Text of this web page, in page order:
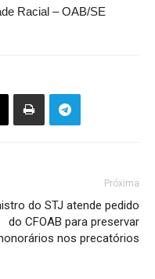
Racial – OAB/SE
Próxima
do STJ atende pedido
do CFOAB para preservar
nos precatórios